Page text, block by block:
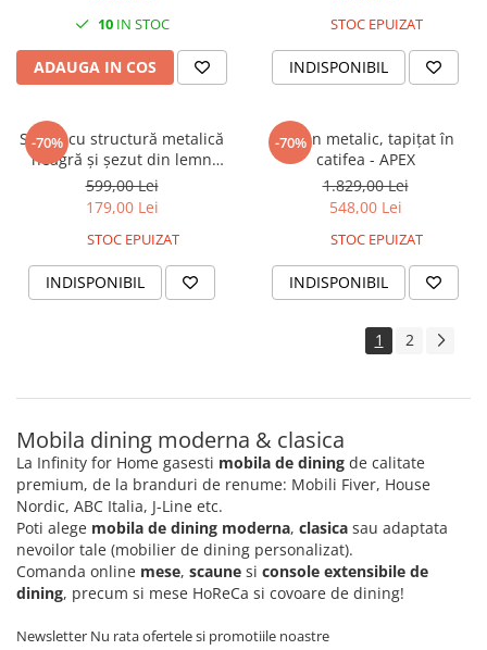
10IN STOC
ADAUGA IN COS
STOC EPUIZAT
INDISPONIBIL
-70%
Scaun cu structură metalică
neagră și șezut din lemn
masiv negru - TOLIX
599,00 Lei
179,00 Lei
STOC EPUIZAT
INDISPONIBIL
-70%
Scaun metalic, tapițat în
catifea - APEX
1.829,00 Lei
548,00 Lei
STOC EPUIZAT
INDISPONIBIL
1 2
Mobila dining moderna & clasica
La Infinity for Home gasesti mobila de dining de calitate
premium, de la branduri de renume: Mobili Fiver, House
Nordic, ABC Italia, J-Line etc.
Poti alege mobila de dining moderna, clasica sau adaptata
nevoilor tale (mobilier de dining personalizat).
Comanda online mese, scaune si console extensibile de
dining, precum si mese HoReCa si covoare de dining!
Newsletter Nu rata ofertele si promotiile noastre